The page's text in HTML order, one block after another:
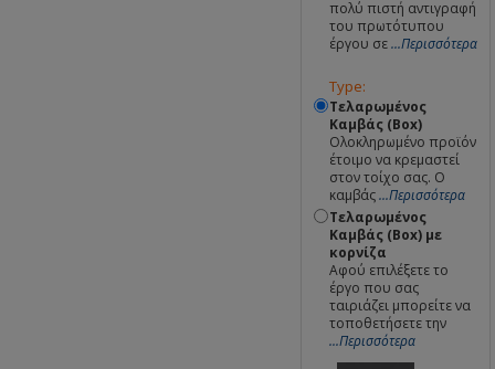
πολύ πιστή αντιγραφή
του πρωτότυπου
έργου σε...Περισσότερα
Type:
Τελαρωμένος
Καμβάς (Box)
Ολοκληρωμένο προϊόν
έτοιμο να κρεμαστεί
στον τοίχο σας. Ο
καμβάς...Περισσότερα
Τελαρωμένος
Καμβάς (Box) με
κορνίζα
Αφού επιλέξετε το
έργο που σας
ταιριάζει μπορείτε να
τοποθετήσετε την
...Περισσότερα